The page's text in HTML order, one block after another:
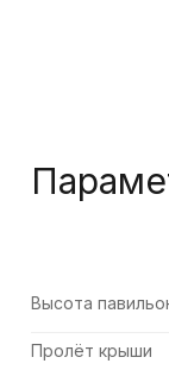
Пролёт крыши
Высота